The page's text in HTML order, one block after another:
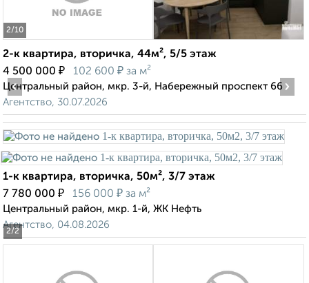
2/10
2-к квартира, вторичка, 44м², 5/5 этаж
4 500 000 ₽ 102 600 ₽ за м²
Центральный район, мкр. 3-й, Набережный проспект 66
Агентство, 30.07.2026
2/2
‹ ›
1-к квартира, вторичка, 50м², 3/7 этаж
7 780 000 ₽ 156 000 ₽ за м²
Центральный район, мкр. 1-й, ЖК Нефть
Агентство, 04.08.2026